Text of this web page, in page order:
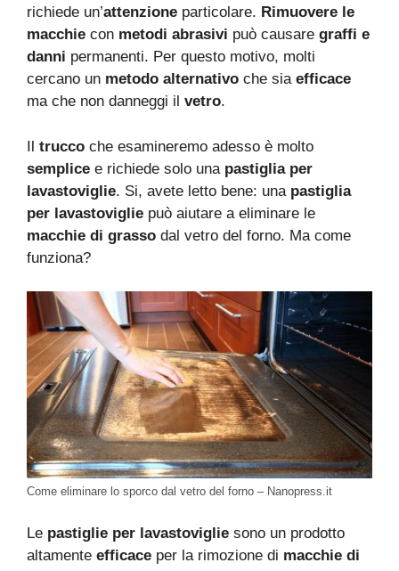
richiede un’attenzione particolare. Rimuovere le
macchie con metodi abrasivi può causare graffi e
danni permanenti. Per questo motivo, molti
cercano un metodo alternativo che sia efficace
ma che non danneggi il vetro.
Il trucco che esamineremo adesso è molto
semplice e richiede solo una pastiglia per
lavastoviglie. Si, avete letto bene: una pastiglia
per lavastoviglie può aiutare a eliminare le
macchie di grasso dal vetro del forno. Ma come
funziona?
Come eliminare lo sporco dal vetro del forno – Nanopress.it
Le pastiglie per lavastoviglie sono un prodotto
altamente efficace per la rimozione di macchie di